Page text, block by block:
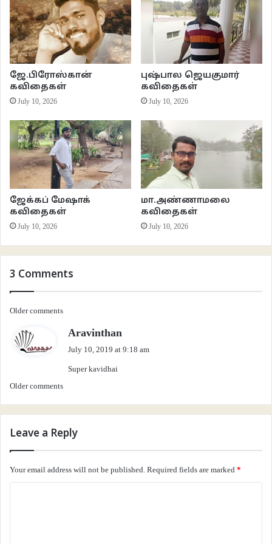
ஜே.பிரோஸ்கான்
கவிதைகள்
July 10, 2026
புஷ்பால ஜெயகுமார்
கவிதைகள்
July 10, 2026
ஜேக்கப் மேஷாக்
கவிதைகள்
July 10, 2026
மா.அண்ணாமலை
கவிதைகள்
July 10, 2026
3 Comments
Comments
navigation
Older comments
Aravinthan
July 10, 2019 at 9:18 am
Super kavidhai
Comments
navigation
Older comments
Leave a Reply
Your email address will not be published. Required fields are marked *